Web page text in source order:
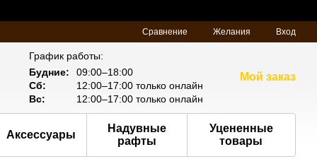
Сравнение Желания Вход
График работы:
Будние:
09:00–18:00
Сб:
12:00–17:00 только онлайн
Вс:
12:00–17:00 только онлайн
Мой заказ
Аксессуары
Надувные
рафты
Уцененные
товары